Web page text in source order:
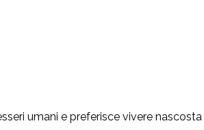
umani e preferisce vivere